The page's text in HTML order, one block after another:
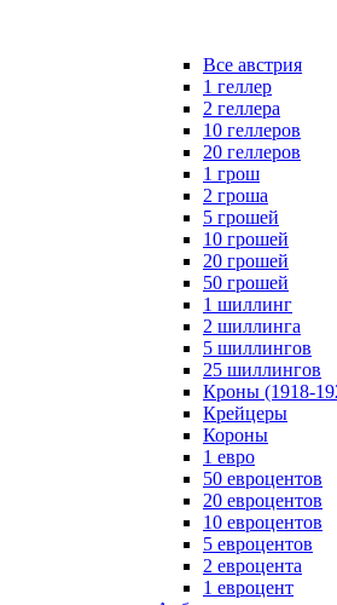
Все австрия
1 геллер
2 геллера
10 геллеров
20 геллеров
1 грош
2 гроша
5 грошей
10 грошей
20 грошей
50 грошей
1 шиллинг
2 шиллинга
5 шиллингов
25 шиллингов
Кроны (1918-
Крейцеры
Короны
1 евро
50 евроцентов
20 евроцентов
10 евроцентов
5 евроцентов
2 евроцента
1 евроцент